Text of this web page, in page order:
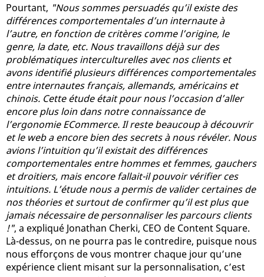
Pourtant, "Nous sommes persuadés qu’il existe des
différences comportementales d’un internaute à
l’autre, en fonction de critères comme l’origine, le
genre, la date, etc. Nous travaillons déjà sur des
problématiques interculturelles avec nos clients et
avons identifié plusieurs différences comportementales
entre internautes français, allemands, américains et
chinois. Cette étude était pour nous l’occasion d’aller
encore plus loin dans notre connaissance de
l’ergonomie ECommerce. Il reste beaucoup à découvrir
et le web a encore bien des secrets à nous révéler. Nous
avions l’intuition qu’il existait des différences
comportementales entre hommes et femmes, gauchers
et droitiers, mais encore fallait-il pouvoir vérifier ces
intuitions. L’étude nous a permis de valider certaines de
nos théories et surtout de confirmer qu’il est plus que
jamais nécessaire de personnaliser les parcours clients
!", a expliqué Jonathan Cherki, CEO de Content Square.
Là-dessus, on ne pourra pas le contredire, puisque nous
nous efforçons de vous montrer chaque jour qu’une
expérience client misant sur la personnalisation, c’est